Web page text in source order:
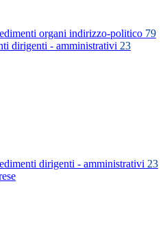
organi indirizzo-politico 79
dirigenti - amministrativi 23
dirigenti - amministrativi 23